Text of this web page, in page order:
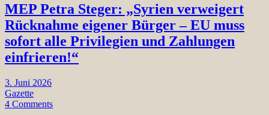
MEP Petra Steger: „Syrien verweigert
Rücknahme eigener Bürger – EU muss
sofort alle Privilegien und Zahlungen
einfrieren!“
3. Juni 2026
Gazette
4 Comments